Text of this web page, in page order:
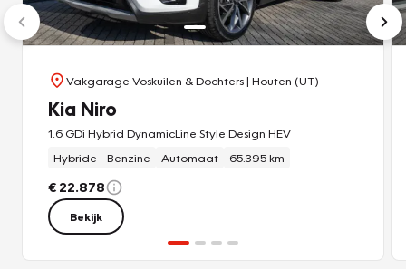
Vakgarage Voskuilen & Dochters| Houten (UT)
Kia Niro
1.6 GDi Hybrid DynamicLine Style Design HEV
Hybride - Benzine
Automaat 65.395 km
€ 22.878
Bekijk